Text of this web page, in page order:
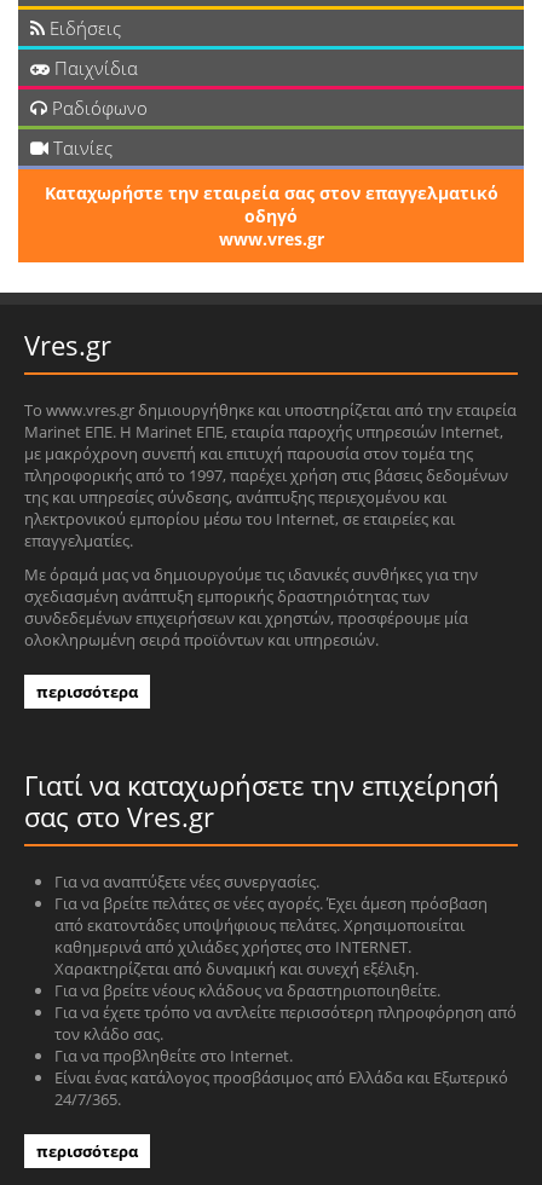
Ειδήσεις
Παιχνίδια
Ραδιόφωνο
Ταινίες
Καταχωρήστε την εταιρεία σας στον επαγγελματικό
οδηγό
www.vres.gr
Vres.gr
Το www.vres.gr δημιουργήθηκε και υποστηρίζεται από την εταιρεία
Marinet ΕΠΕ. Η Marinet ΕΠΕ, εταιρία παροχής υπηρεσιών Internet,
με μακρόχρονη συνεπή και επιτυχή παρουσία στον τομέα της
πληροφορικής από το 1997, παρέχει χρήση στις βάσεις δεδομένων
της και υπηρεσίες σύνδεσης, ανάπτυξης περιεχομένου και
ηλεκτρονικού εμπορίου μέσω του Internet, σε εταιρείες και
επαγγελματίες.
Με όραμά μας να δημιουργούμε τις ιδανικές συνθήκες για την
σχεδιασμένη ανάπτυξη εμπορικής δραστηριότητας των
συνδεδεμένων επιχειρήσεων και χρηστών, προσφέρουμε μία
ολοκληρωμένη σειρά προϊόντων και υπηρεσιών.
περισσότερα
Γιατί να καταχωρήσετε την επιχείρησή
σας στο Vres.gr
Για να αναπτύξετε νέες συνεργασίες.
Για να βρείτε πελάτες σε νέες αγορές. Έχει άμεση πρόσβαση
από εκατοντάδες υποψήφιους πελάτες. Χρησιμοποιείται
καθημερινά από χιλιάδες χρήστες στο INTERNET.
Χαρακτηρίζεται από δυναμική και συνεχή εξέλιξη.
Για να βρείτε νέους κλάδους να δραστηριοποιηθείτε.
Για να έχετε τρόπο να αντλείτε περισσότερη πληροφόρηση από
τον κλάδο σας.
Για να προβληθείτε στο Internet.
Είναι ένας κατάλογος προσβάσιμος από Ελλάδα και Εξωτερικό
24/7/365.
περισσότερα